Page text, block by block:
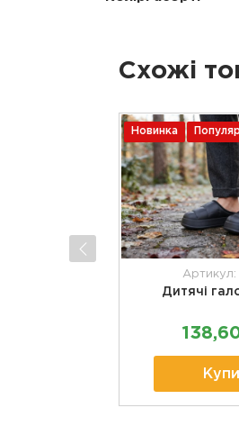
Схожі
Новинка
Артикул:
Дитячі